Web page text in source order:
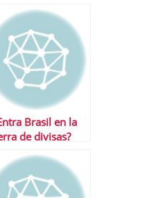
Brasil en la
de divisas?